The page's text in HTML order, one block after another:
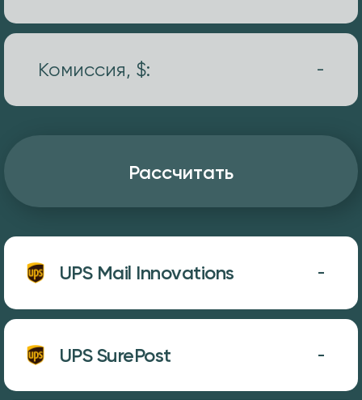
Комиссия, $: -
Рассчитать
UPS Mail Innovations -
UPS SurePost -